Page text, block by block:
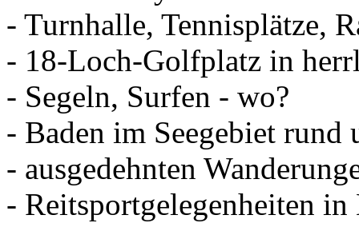
- Turnhalle, Tennisplätze,
- 18-Loch-Golfplatz in
- Segeln, Surfen - wo?
- Baden im Seegebiet rund
- ausgedehnten
- Reitsportgelegenheiten in